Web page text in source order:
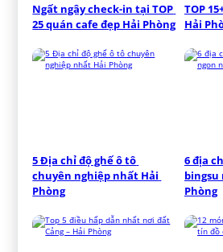
Ngất ngây check-in tại TOP
25 quán cafe đẹp Hải Phòng
TOP
Hải
5 Địa chỉ độ ghế ô tô
chuyên nghiệp nhất Hải
Phòng
6 địa
bingsu
Phòng